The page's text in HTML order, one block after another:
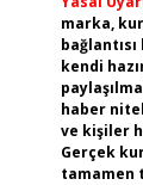
marka,
kendi
haber
ve kişiler
Gerçek
tamamen